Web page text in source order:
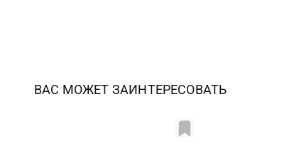
ВАС МОЖЕТ ЗАИНТЕРЕСОВАТЬ